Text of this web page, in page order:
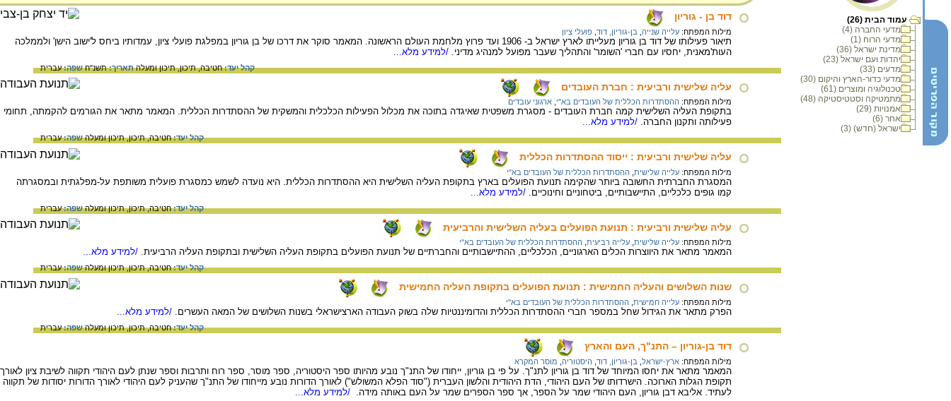
עמוד הבית (26)
מדעי החברה (4)
מדעי הרוח (1)
מדינת ישראל (36)
יהדות ועם ישראל (23)
מדעים (33)
מדעי כדור-הארץ והיקום (30)
טכנולוגיה ומוצרים (61)
מתמטיקה וסטטיסטיקה (48)
אמנויות (29)
אחר (6)
ישראל (חדש) (3)
דוד בן - גוריון
מילות המפתח: עלייה שנייה בן-גוריון, דוד פועלי ציון
תיאור פעילותו של דוד בן גוריון מעלייתו לארץ ישראל ב- 1906 ועד פרוץ מלחמת העולם הראשונה. המאמר סוקר את דרכו של בן גוריון במפלגת פועלי ציון, עמדותיו ביחס ל'ישוב הישן' ולממלכה
העות'מאנית, יחסיו עם חברי 'השומר' והתהליך שעבר מפועל למנהיג מדיני. /למידע מלא...
קהל יעד:חטיבה,תיכון,תיכון ומעלהתאריך:תשנ"חשפה:עברית
עליה שלישית ורביעית : חברת העובדים
מילות המפתח: ההסתדרות הכללית של העובדים בא"י ארגוני עובדים
בתקופת העליה השלישית קמה חברת העובדים - מסגרת משפטית שאיגדה בתוכה את מכלול הפעילות הכלכלית והמשקית של ההסתדרות הכללית. המאמר מתאר את הגורמים להקמתה, תחומי
פעילותה ותקנון החברה. /למידע מלא...
קהל יעד:חטיבה,תיכון,תיכון ומעלהשפה:עברית
עליה שלישית ורביעית : ייסוד ההסתדרות הכללית
מילות המפתח: עלייה שלישית ההסתדרות הכללית של העובדים בא"י
המסגרת החברתית החשובה ביותר שהקימה תנועת הפועלים בארץ בתקופת העליה השלישית היא ההסתדרות הכללית. היא נועדה לשמש כמסגרת פועלית משותפת על-מפלגתית ובמסגרתה
קמו גופים כלכליים, התיישבותיים, ביטחוניים וחינוכיים. /למידע מלא...
קהל יעד:חטיבה,תיכון,תיכון ומעלהשפה:עברית
עליה שלישית ורביעית : תנועת הפועלים בעליה השלישית והרביעית
מילות המפתח: עלייה שלישית עלייה רביעית ההסתדרות הכללית של העובדים בא"י
המאמר מתאר את היווצרות הכלים הארגוניים, הכלכליים, ההתיישבותיים והחברתיים של תנועת הפועלים בתקופת העליה השלישית ובתקופת העליה הרביעית. /למידע מלא...
קהל יעד:חטיבה,תיכון,תיכון ומעלהשפה:עברית
שנות השלושים והעליה החמישית : תנועת הפועלים בתקופת העליה החמישית
מילות המפתח: עלייה חמישית ההסתדרות הכללית של העובדים בא"י
הפרק מתאר את הגידול שחל במספר חברי ההסתדרות הכללית והדומיננטיות שלה בשוק העבודה הארצישראלי בשנות השלושים של המאה העשרים. /למידע מלא...
קהל יעד:חטיבה,תיכון,תיכון ומעלהשפה:עברית
דוד בן-גוריון – התנ"ך, העם והארץ
מילות המפתח: ארץ-ישראל בן-גוריון, דוד היסטוריה מוסר המקרא
המאמר מתאר את יחסו המיוחד של דוד בן גוריון לתנ"ך. על פי בן גוריון, ייחודו של התנ"ך נובע מהיותו ספר היסטוריה, ספר מוסר, ספר רוח ותרבות וספר שנתן לעם היהודי תקווה לשיבת ציון לאורך
תקופת הגלות הארוכה. הישרדותו של העם היהודי, הדת היהודית והלשון העברית ("סוד הפלא המשולש") לאורך הדורות נובע מייחודו של התנ"ך שהעניק לעם היהודי לאורך הדורות יסודות של תקווה
לעתיד. אליבא דבן גוריון, העם היהודי שמר על הספר, אך ספר הספרים שמר על העם באותה מידה.
/למידע מלא...